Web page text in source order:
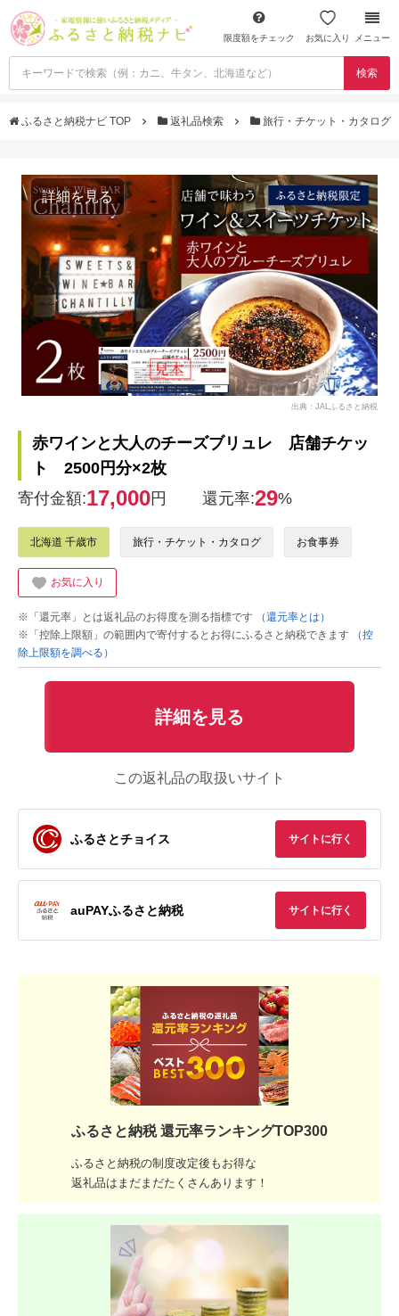
限度額をチェック お気に入り メニュー
検索
ふるさと納税ナビ TOP 返礼品検索 旅行・チケット・カタログ
詳細を見る
出典：JALふるさと納税
赤ワインと大人のチーズブリュレ 店舗チケッ
ト 2500円分×2枚
寄付金額:17,000円 還元率:29%
北海道 千歳市 旅行・チケット・カタログ お食事券
お気に入り
※「還元率」とは返礼品のお得度を測る指標です
（還元率とは）
※「控除上限額」の範囲内で寄付するとお得にふるさと納税できます
（控
除上限額を調べる）
詳細を見る
この返礼品の取扱いサイト
ふるさとチョイス サイトに行く
auPAYふるさと納税 サイトに行く
ふるさと納税 還元率ランキングTOP300
ふるさと納税の制度改定後もお得な
返礼品はまだまだたくさんあります！